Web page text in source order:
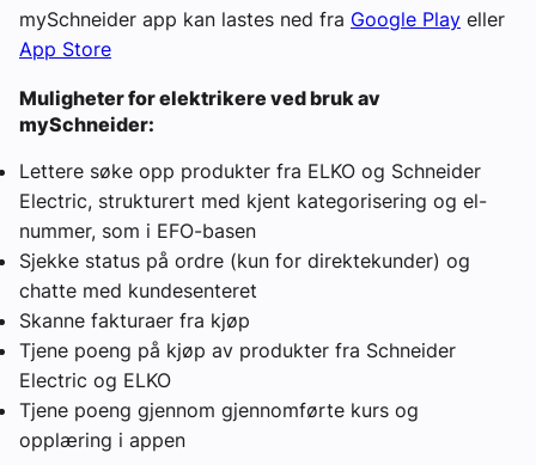
mySchneider app kan lastes ned fra Google Play eller
App Store
Muligheter for elektrikere ved bruk av
mySchneider:
Lettere søke opp produkter fra ELKO og Schneider
Electric, strukturert med kjent kategorisering og el-
nummer, som i EFO-basen
Sjekke status på ordre (kun for direktekunder) og
chatte med kundesenteret
Skanne fakturaer fra kjøp
Tjene poeng på kjøp av produkter fra Schneider
Electric og ELKO
Tjene poeng gjennom gjennomførte kurs og
opplæring i appen